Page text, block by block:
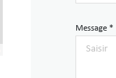
Message *